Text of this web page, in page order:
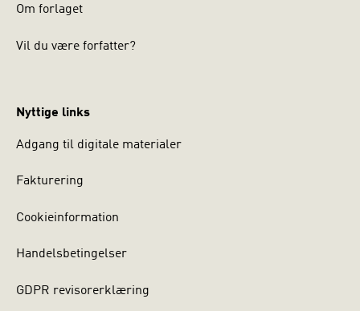
Om forlaget
Vil du være forfatter?
Nyttige links
Adgang til digitale materialer
Fakturering
Cookieinformation
Handelsbetingelser
GDPR revisorerklæring